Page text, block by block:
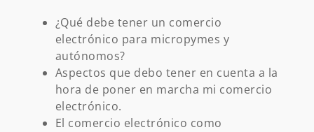
¿Qué debe tener un comercio
electrónico para micropymes y
autónomos?
Aspectos que debo tener en cuenta a la
hora de poner en marcha mi comercio
electrónico.
El comercio electrónico como